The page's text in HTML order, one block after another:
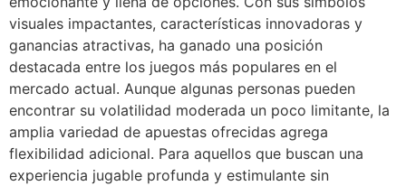
visuales impactantes, características innovadoras y
ganancias atractivas, ha ganado una posición
destacada entre los juegos más populares en el
mercado actual. Aunque algunas personas pueden
encontrar su volatilidad moderada un poco limitante, la
amplia variedad de apuestas ofrecidas agrega
flexibilidad adicional. Para aquellos que buscan una
experiencia jugable profunda y estimulante sin